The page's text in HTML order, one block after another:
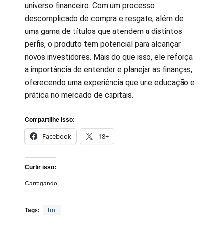
universo financeiro. Com um processo
descomplicado de compra e resgate, além de
uma gama de títulos que atendem a distintos
perfis, o produto tem potencial para alcançar
novos investidores. Mais do que isso, ele reforça
a importância de entender e planejar as finanças,
oferecendo uma experiência que une educação e
prática no mercado de capitais.
Compartilhe isso:
Facebook 18+
Curtir isso:
Carregando...
Tags: fin